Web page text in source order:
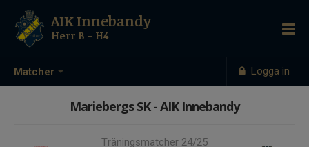
Matcher Logga in
AIK Innebandy
Herr B - H4
Mariebergs SK - AIK Innebandy
Träningsmatcher 24/25